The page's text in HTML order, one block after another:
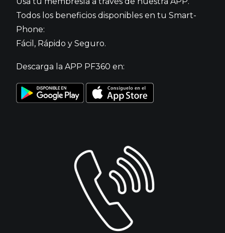
Todos los beneficios disponibles en tu Smart-
Phone:
Fácil, Rápido y Seguro.
Descarga la APP PF360 en: